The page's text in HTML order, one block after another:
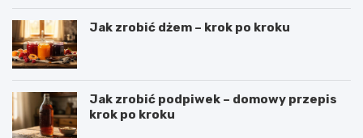
Jak zrobić dżem – krok po kroku
Jak zrobić podpiwek – domowy przepis
krok po kroku